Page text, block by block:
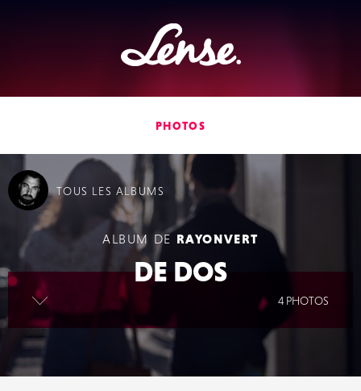
Lense
PHOTOS
ALBUM DE RAYONVERT
DE DOS
lire la suite
4 PHOTOS
TOUS LES ALBUMS